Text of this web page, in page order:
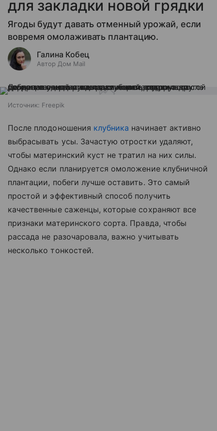
для закладки новой грядки
Ягоды будут давать отменный урожай, если
вовремя омолаживать плантацию.
Галина Кобец
Автор Дом Mail
Источник: Freepik
После плодоношения клубника начинает активно
выбрасывать усы. Зачастую отростки удаляют,
чтобы материнский куст не тратил на них силы.
Однако если планируется омоложение клубничной
плантации, побеги лучше оставить. Это самый
простой и эффективный способ получить
качественные саженцы, которые сохраняют все
признаки материнского сорта. Правда, чтобы
рассада не разочаровала, важно учитывать
несколько тонкостей.